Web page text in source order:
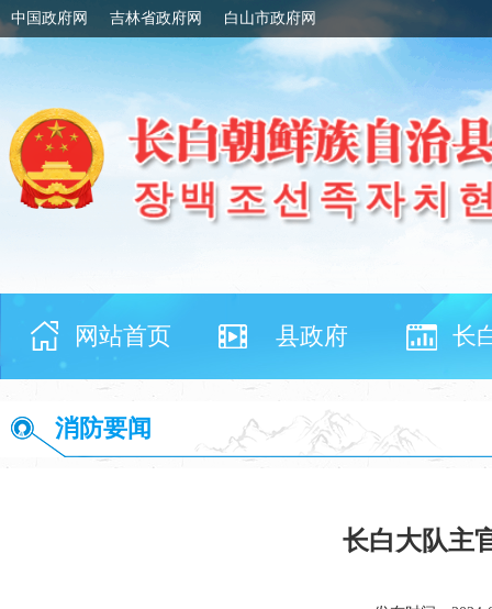
中国政府网 吉林省政府网 白山市政府网
网站首页 县政府 长
消防要闻
长白大队主